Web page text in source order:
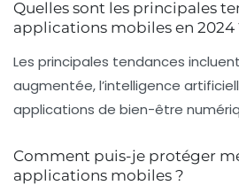
Quelles sont les principales
applications mobiles en 2024
Les principales tendances
augmentée, l’intelligence
applications de bien-être
Comment puis-je protéger
applications mobiles ?